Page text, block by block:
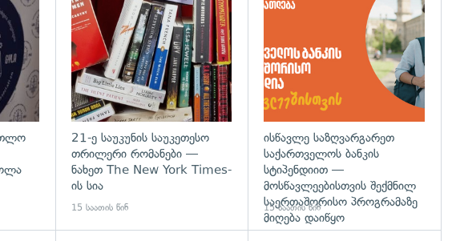
გადახედვა გადახედვა
21-ე საუკუნის საუკეთესო
თრილერი რომანები —
ნახეთ The New York Times-
ის სია
15 საათის წინ
ისწავლე საზღვარგარეთ
საქართველოს ბანკის
სტიპენდიით —
მოსწავლეებისთვის შექმნილ
საერთაშორისო პროგრამაზე
მიღება დაიწყო
15 საათის წინ